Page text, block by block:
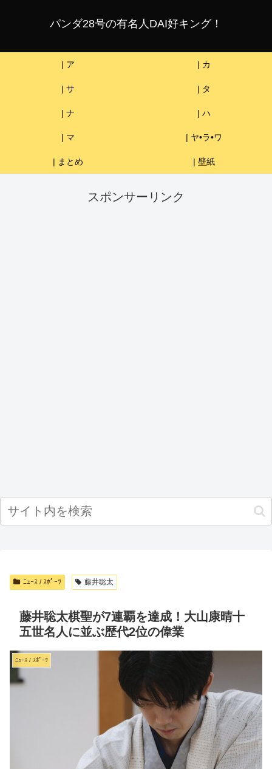
パンダ28号の有名人DAI好キング！
| ア | カ
| サ | タ
| ナ | ハ
| マ | ヤ•ラ•ワ
| まとめ | 壁紙
スポンサーリンク
ﾆｭｰｽ / ｽﾎﾟｰﾂ 藤井聡太
藤井聡太棋聖が7連覇を達成！大山康晴十
五世名人に並ぶ歴代2位の偉業
ﾆｭｰｽ / ｽﾎﾟｰﾂ